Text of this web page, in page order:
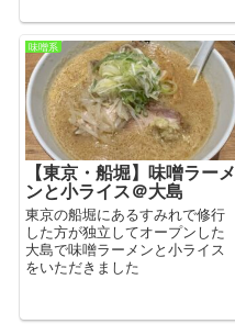
味噌系
【東京・船堀】味噌ラーメ
ンと小ライス＠大島
東京の船堀にあるすみれで修行
した方が独立してオープンした
大島で味噌ラーメンと小ライス
をいただきました